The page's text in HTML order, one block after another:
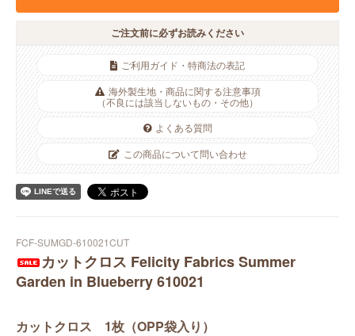
ご注文前に必ずお読みください
ご利用ガイド・特商法の表記
海外製生地・商品に関する注意事項
（不良には該当しないもの・その他）
よくある質問
この商品について問い合わせ
FCF-SUMGD-610021CUT
カットクロス Felicity Fabrics Summer
Garden in Blueberry 610021
カットクロス 1枚（OPP袋入り）